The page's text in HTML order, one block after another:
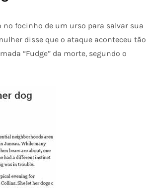
no focinho de um urso para salvar sua
disse que o ataque aconteceu tão
“Fudge” da morte, segundo o